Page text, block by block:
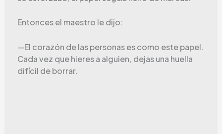
Entonces el maestro le dijo:
—El corazón de las personas es como este papel.
Cada vez que hieres a alguien, dejas una huella
difícil de borrar.